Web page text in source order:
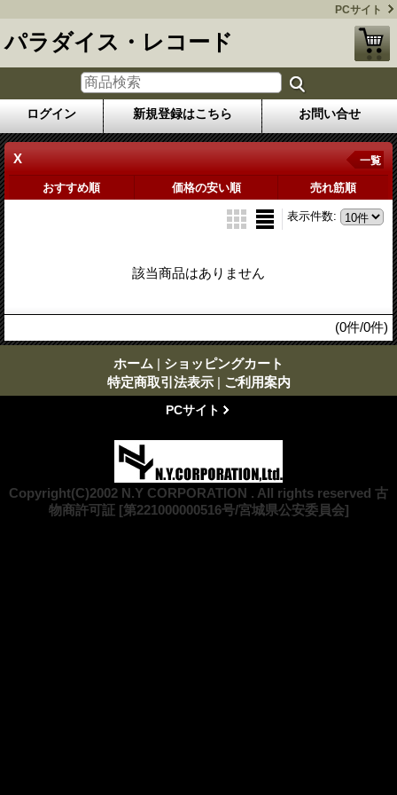
PCサイト
パラダイス・レコード
ログイン 新規登録はこちら お問い合せ
X 一覧
おすすめ順 価格の安い順 売れ筋順
表示件数:
該当商品はありません
(0件/0件)
ホーム | ショッピングカート
特定商取引法表示 | ご利用案内
PCサイト
Copyright(C)2002 N.Y CORPORATION . All rights reserved 古
物商許可証 [第221000000516号/宮城県公安委員会]